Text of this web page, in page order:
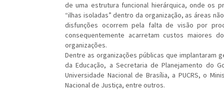
de uma estrutura funcional hierárquica, onde os
“ilhas isoladas” dentro da organização, as áreas
disfunções ocorrem pela falta de visão por
consequentemente acarretam custos maiores
organizações.
Dentre as organizações públicas que
da Educação, a Secretaria de Planejamento do
Universidade Nacional de Brasília, a PUCRS, o
Nacional de Justiça, entre outros.